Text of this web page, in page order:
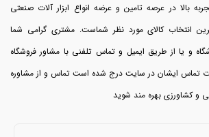
بالا در عرصه تامین و عرضه انواع ابزار آلات صنعتی
انتخاب کالای مورد نظر شماست. مشتری گرامی شما
و یا از طریق ایمیل و تماس تلفنی با مشاور فروشگاه
تماس ایشان در سایت درج شده است تماس و از مشاوره
و کشاورزی بهره مند شوید